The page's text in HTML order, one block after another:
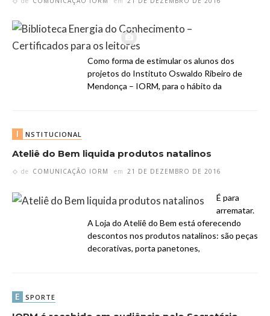
Como forma de estimular os alunos dos
projetos do Instituto Oswaldo Ribeiro de
Mendonça – IORM, para o hábito da
I NSTITUCIONAL
Ateliê do Bem liquida produtos natalinos
de COMUNICAÇÃO IORM em 21 DE DEZEMBRO DE 2016
É para
arrematar.
A Loja do Ateliê do Bem está oferecendo
descontos nos produtos natalinos: são peças
decorativas, porta panetones,
E SPORTE